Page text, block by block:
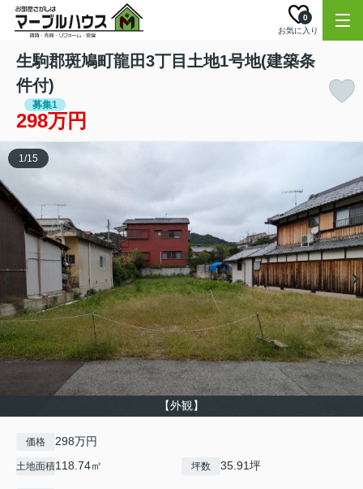
お気に入り
0
生駒郡斑鳩町龍田3丁目土地1号地(建築条
件付)
募集1
298万円
【外観】
1/15
価格 298万円
土地面積118.74㎡ 坪数 35.91坪